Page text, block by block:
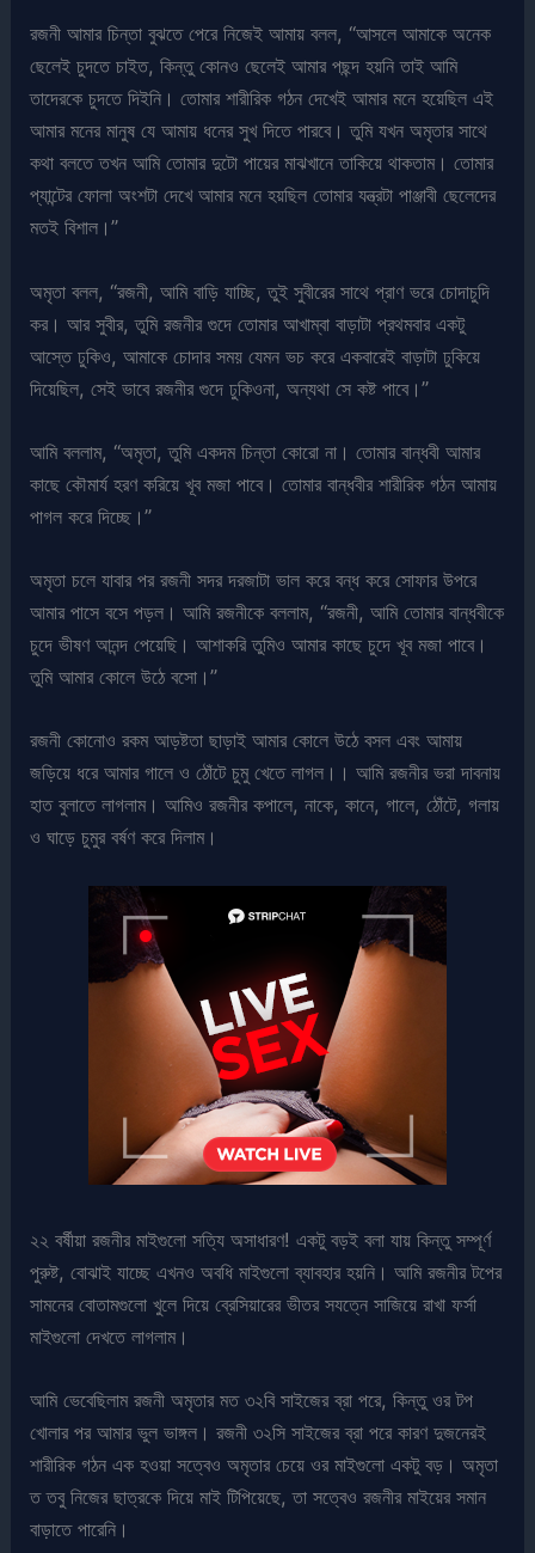
রজনী আমার চিন্তা বুঝতে পেরে নিজেই আমায় বলল, “আসলে আমাকে অনেক
ছেলেই চুদতে চাইত, কিন্তু কোনও ছেলেই আমার পছন্দ হয়নি তাই আমি
তাদেরকে চুদতে দিইনি। তোমার শারীরিক গঠন দেখেই আমার মনে হয়েছিল এই
আমার মনের মানুষ যে আমায় ধনের সুখ দিতে পারবে। তুমি যখন অমৃতার সাথে
কথা বলতে তখন আমি তোমার দুটো পায়ের মাঝখানে তাকিয়ে থাকতাম। তোমার
প্যান্টের ফোলা অংশটা দেখে আমার মনে হয়ছিল তোমার যন্ত্রটা পাঞ্জাবী ছেলেদের
মতই বিশাল।”
অমৃতা বলল, “রজনী, আমি বাড়ি যাচ্ছি, তুই সুবীরের সাথে প্রাণ ভরে চোদাচুদি
কর। আর সুবীর, তুমি রজনীর গুদে তোমার আখাম্বা বাড়াটা প্রথমবার একটু
আস্তে ঢুকিও, আমাকে চোদার সময় যেমন ভচ করে একবারেই বাড়াটা ঢুকিয়ে
দিয়েছিল, সেই ভাবে রজনীর গুদে ঢুকিওনা, অন্যথা সে কষ্ট পাবে।”
আমি বললাম, “অমৃতা, তুমি একদম চিন্তা কোরো না। তোমার বান্ধবী আমার
কাছে কৌমার্য হরণ করিয়ে খূব মজা পাবে। তোমার বান্ধবীর শারীরিক গঠন আমায়
পাগল করে দিচ্ছে।”
অমৃতা চলে যাবার পর রজনী সদর দরজাটা ভাল করে বন্ধ করে সোফার উপরে
আমার পাসে বসে পড়ল। আমি রজনীকে বললাম, “রজনী, আমি তোমার বান্ধবীকে
চুদে ভীষণ আনন্দ পেয়েছি। আশাকরি তুমিও আমার কাছে চুদে খূব মজা পাবে।
তুমি আমার কোলে উঠে বসো।”
রজনী কোনোও রকম আড়ষ্টতা ছাড়াই আমার কোলে উঠে বসল এবং আমায়
জড়িয়ে ধরে আমার গালে ও ঠোঁটে চুমু খেতে লাগল।। আমি রজনীর ভরা দাবনায়
হাত বুলাতে লাগলাম। আমিও রজনীর কপালে, নাকে, কানে, গালে, ঠোঁটে, গলায়
ও ঘাড়ে চুমুর বর্ষণ করে দিলাম।
২২ বর্ষীয়া রজনীর মাইগুলো সত্যি অসাধারণ! একটু বড়ই বলা যায় কিন্তু সম্পূর্ণ
পুরুষ্ট, বোঝাই যাচ্ছে এখনও অবধি মাইগুলো ব্যাবহার হয়নি। আমি রজনীর টপের
সামনের বোতামগুলো খুলে দিয়ে ব্রেসিয়ারের ভীতর সযত্নে সাজিয়ে রাখা ফর্সা
মাইগুলো দেখতে লাগলাম।
আমি ভেবেছিলাম রজনী অমৃতার মত ৩২বি সাইজের ব্রা পরে, কিন্তু ওর টপ
খোলার পর আমার ভুল ভাঙ্গল। রজনী ৩২সি সাইজের ব্রা পরে কারণ দুজনেরই
শারীরিক গঠন এক হওয়া সত্বেও অমৃতার চেয়ে ওর মাইগুলো একটু বড়। অমৃতা
ত তবু নিজের ছাত্রকে দিয়ে মাই টিপিয়েছে, তা সত্বেও রজনীর মাইয়ের সমান
বাড়াতে পারেনি।